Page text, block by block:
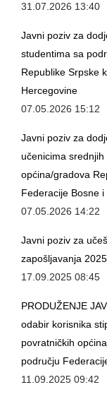
31.07.2026 13:40
Javni poziv za
studentima sa
Republike Srpske
Hercegovine
07.05.2026 15:12
Javni poziv za
učenicima
općina/gradova
Federacije Bosne
07.05.2026 14:22
Javni poziv za
zapošljavanja 2025
17.09.2025 08:45
PRODUŽENJE
odabir korisnika
povratničkih
području
11.09.2025 09:42